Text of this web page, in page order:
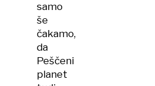
samo
še
čakamo,
da
Peščeni
planet